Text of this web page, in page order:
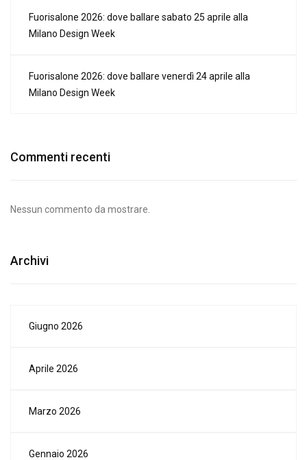
Fuorisalone 2026: dove ballare sabato 25 aprile alla
Milano Design Week
Fuorisalone 2026: dove ballare venerdì 24 aprile alla
Milano Design Week
Commenti recenti
Nessun commento da mostrare.
Archivi
Giugno 2026
Aprile 2026
Marzo 2026
Gennaio 2026